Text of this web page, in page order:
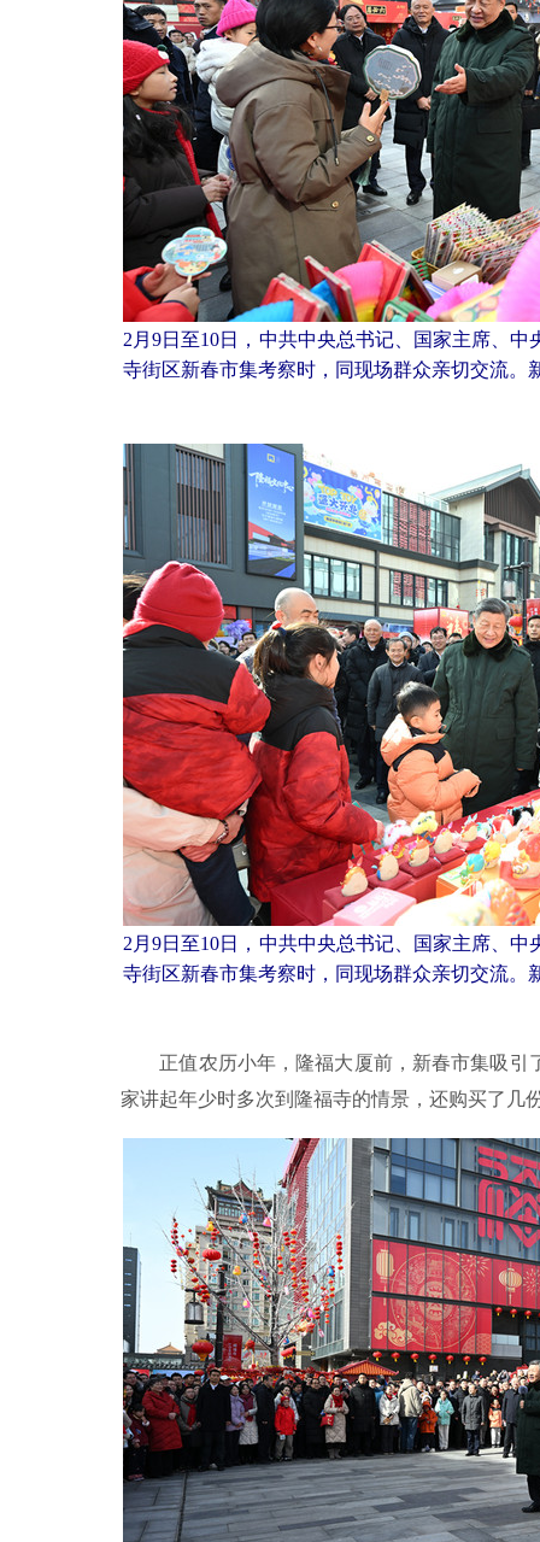
2月9日至10日，中共中央总书记、国家主席、
寺街区新春市集考察时，同现场群众亲切交流。
2月9日至10日，中共中央总书记、国家主席、
寺街区新春市集考察时，同现场群众亲切交流。
正值农历小年，隆福大厦前，新春市集吸引
家讲起年少时多次到隆福寺的情景，还购买了几